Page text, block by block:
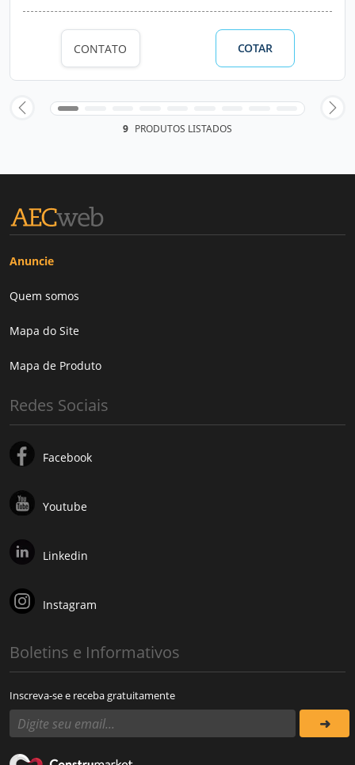
CONTATO COTAR
9 PRODUTOS LISTADOS
Anuncie
Quem somos
Mapa do Site
Mapa de Produto
Redes Sociais
Facebook
Youtube
Linkedin
Instagram
Boletins e Informativos
Inscreva-se e receba gratuitamente